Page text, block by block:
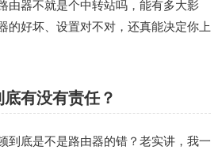
由器不就是个中转站吗，能有多大影
的好坏、设置对不对，还真能决定你上
有没有责任？
到底是不是路由器的错？老实讲，我一